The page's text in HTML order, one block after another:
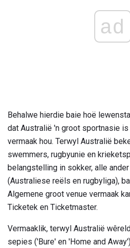
ad
Behalwe hierdie baie hoë
dat Australië 'n groot sportnasie
vermaak hou. Terwyl Australië
swemmers, rugbyunie en
belangstelling in sokker, alle
(Australiese reëls en rugbyliga),
Algemene groot venue vermaak
Ticketek en Ticketmaster.
Vermaaklik, terwyl Australië
sepies ('Bure' en 'Home and